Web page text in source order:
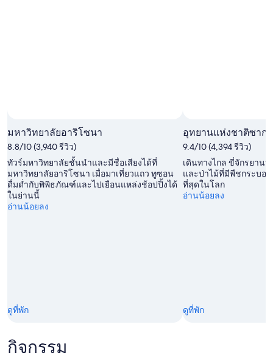
มหาวิทยาลัยอาริโซนา
8.8/10 (3,940 รีวิว)
ทัวร์มหาวิทยาลัยชั้นนำและมีชื่อเสียงได้ที่
มหาวิทยาลัยอาริโซนา เมื่อมาเที่ยวแถว ทูซอน
ดื่มด่ำกับพิพิธภัณฑ์และไปเยือนแหล่งช้อปปิ้งได้
ในย่านนี้
อ่านน้อยลง
ดูที่พัก
อุทยานแห่งชาติซาก
9.4/10 (4,394 รีวิว)
เดินทางไกล ขี่จักรยาน
และป่าไม้ที่มีพืชกระบอ
ที่สุดในโลก
อ่านน้อยลง
ดูที่พัก
กิจกรรม